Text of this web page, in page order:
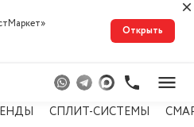
Открыть
СПЛИТ-СИСТЕМЫ